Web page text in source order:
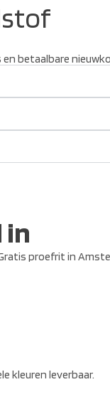
betaalbare
in
proefrit in
kleuren leverbaar.